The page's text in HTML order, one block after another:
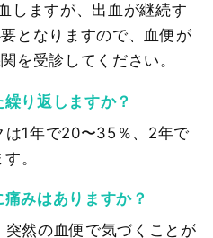
しますが、出血が継続す
となりますので、血便が
を受診してください。
り返しますか？
は1年で20〜35％、2年で
。
みはありますか？
然の血便で気づくことが